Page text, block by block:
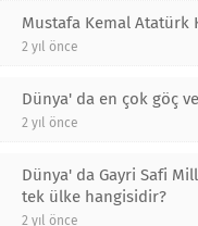
Mustafa Kemal Atatürk
2 yıl önce
Dünya' da en çok göç
2 yıl önce
Dünya' da Gayri Safi
tek ülke hangisidir?
2 yıl önce